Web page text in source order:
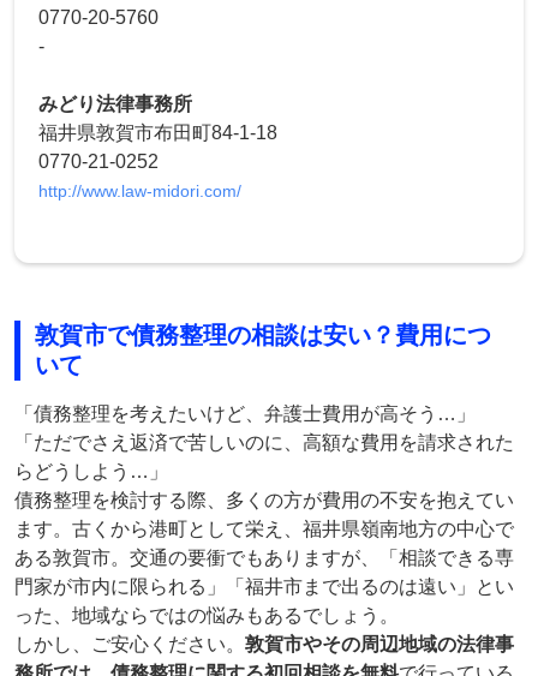
0770-20-5760
-
みどり法律事務所
福井県敦賀市布田町84-1-18
0770-21-0252
http://www.law-midori.com/
敦賀市で債務整理の相談は安い？費用につ
いて
「債務整理を考えたいけど、弁護士費用が高そう…」
「ただでさえ返済で苦しいのに、高額な費用を請求された
らどうしよう…」
債務整理を検討する際、多くの方が費用の不安を抱えてい
ます。古くから港町として栄え、福井県嶺南地方の中心で
ある敦賀市。交通の要衝でもありますが、「相談できる専
門家が市内に限られる」「福井市まで出るのは遠い」とい
った、地域ならではの悩みもあるでしょう。
しかし、ご安心ください。 敦賀市やその周辺地域の法律事